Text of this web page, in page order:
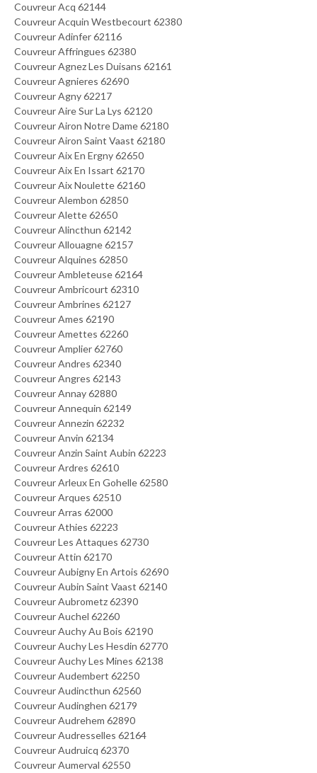
Couvreur Acq 62144
Couvreur Acquin Westbecourt 62380
Couvreur Adinfer 62116
Couvreur Affringues 62380
Couvreur Agnez Les Duisans 62161
Couvreur Agnieres 62690
Couvreur Agny 62217
Couvreur Aire Sur La Lys 62120
Couvreur Airon Notre Dame 62180
Couvreur Airon Saint Vaast 62180
Couvreur Aix En Ergny 62650
Couvreur Aix En Issart 62170
Couvreur Aix Noulette 62160
Couvreur Alembon 62850
Couvreur Alette 62650
Couvreur Alincthun 62142
Couvreur Allouagne 62157
Couvreur Alquines 62850
Couvreur Ambleteuse 62164
Couvreur Ambricourt 62310
Couvreur Ambrines 62127
Couvreur Ames 62190
Couvreur Amettes 62260
Couvreur Amplier 62760
Couvreur Andres 62340
Couvreur Angres 62143
Couvreur Annay 62880
Couvreur Annequin 62149
Couvreur Annezin 62232
Couvreur Anvin 62134
Couvreur Anzin Saint Aubin 62223
Couvreur Ardres 62610
Couvreur Arleux En Gohelle 62580
Couvreur Arques 62510
Couvreur Arras 62000
Couvreur Athies 62223
Couvreur Les Attaques 62730
Couvreur Attin 62170
Couvreur Aubigny En Artois 62690
Couvreur Aubin Saint Vaast 62140
Couvreur Aubrometz 62390
Couvreur Auchel 62260
Couvreur Auchy Au Bois 62190
Couvreur Auchy Les Hesdin 62770
Couvreur Auchy Les Mines 62138
Couvreur Audembert 62250
Couvreur Audincthun 62560
Couvreur Audinghen 62179
Couvreur Audrehem 62890
Couvreur Audresselles 62164
Couvreur Audruicq 62370
Couvreur Aumerval 62550